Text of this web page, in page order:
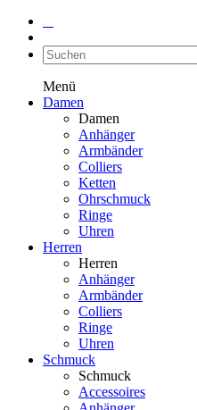
Menü
Damen
Damen
Anhänger
Armbänder
Colliers
Ketten
Ohrschmuck
Ringe
Uhren
Herren
Herren
Anhänger
Armbänder
Colliers
Ringe
Uhren
Schmuck
Schmuck
Accessoires